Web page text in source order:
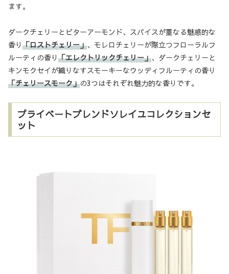
ます。
ダークチェリーとビターアーモンド、スパイスが重なる魅惑的な
香り 「ロストチェリー」、モレロチェリーが際立つフローラルフ
ルーティの香り 「エレクトリックチェリー」、ダークチェリーと
キンモクセイが織りなすスモーキーなウッディフルーティの香り
「チェリースモーク」の3つはそれぞれ魅力的な香りです。
プライベートブレンドソレイユコレクションセ
ット